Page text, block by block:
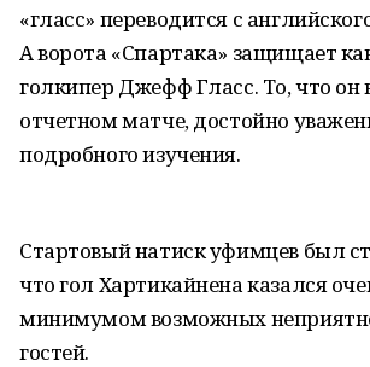
«гласс» переводится с
А ворота «Спартака» защищает
голкипер Джефф Гласс. То, что он
отчетном матче, достойно
подробного изучения.
Стартовый натиск уфимцев был
что гол Хартикайнена казался
минимумом возможных
гостей.